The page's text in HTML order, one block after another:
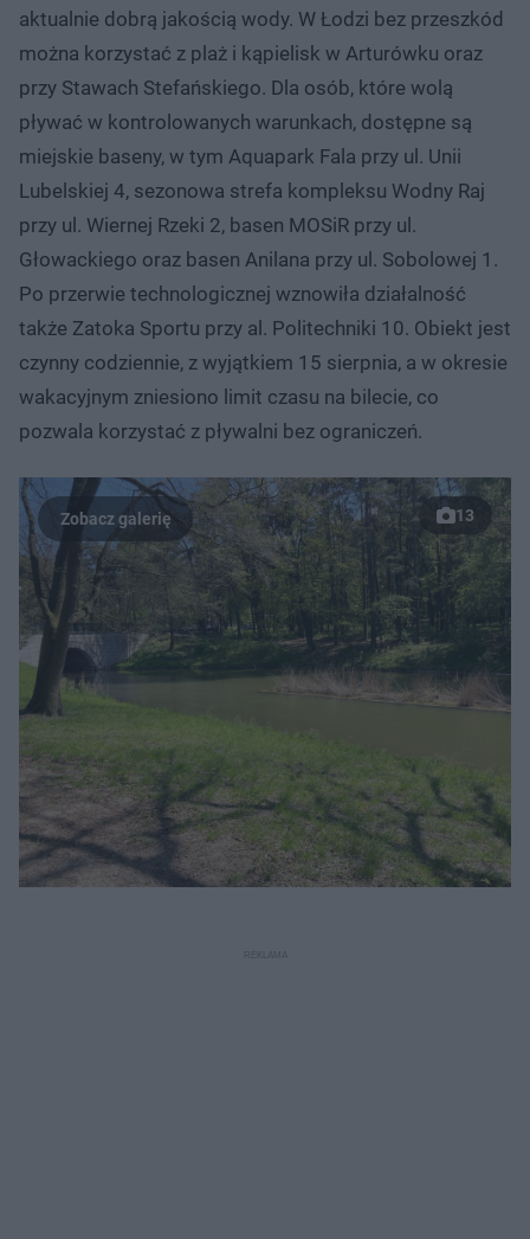
aktualnie dobrą jakością wody. W Łodzi bez przeszkód
można korzystać z plaż i kąpielisk w Arturówku oraz
przy Stawach Stefańskiego. Dla osób, które wolą
pływać w kontrolowanych warunkach, dostępne są
miejskie baseny, w tym Aquapark Fala przy ul. Unii
Lubelskiej 4, sezonowa strefa kompleksu Wodny Raj
przy ul. Wiernej Rzeki 2, basen MOSiR przy ul.
Głowackiego oraz basen Anilana przy ul. Sobolowej 1.
Po przerwie technologicznej wznowiła działalność
także Zatoka Sportu przy al. Politechniki 10. Obiekt jest
czynny codziennie, z wyjątkiem 15 sierpnia, a w okresie
wakacyjnym zniesiono limit czasu na bilecie, co
pozwala korzystać z pływalni bez ograniczeń.
13